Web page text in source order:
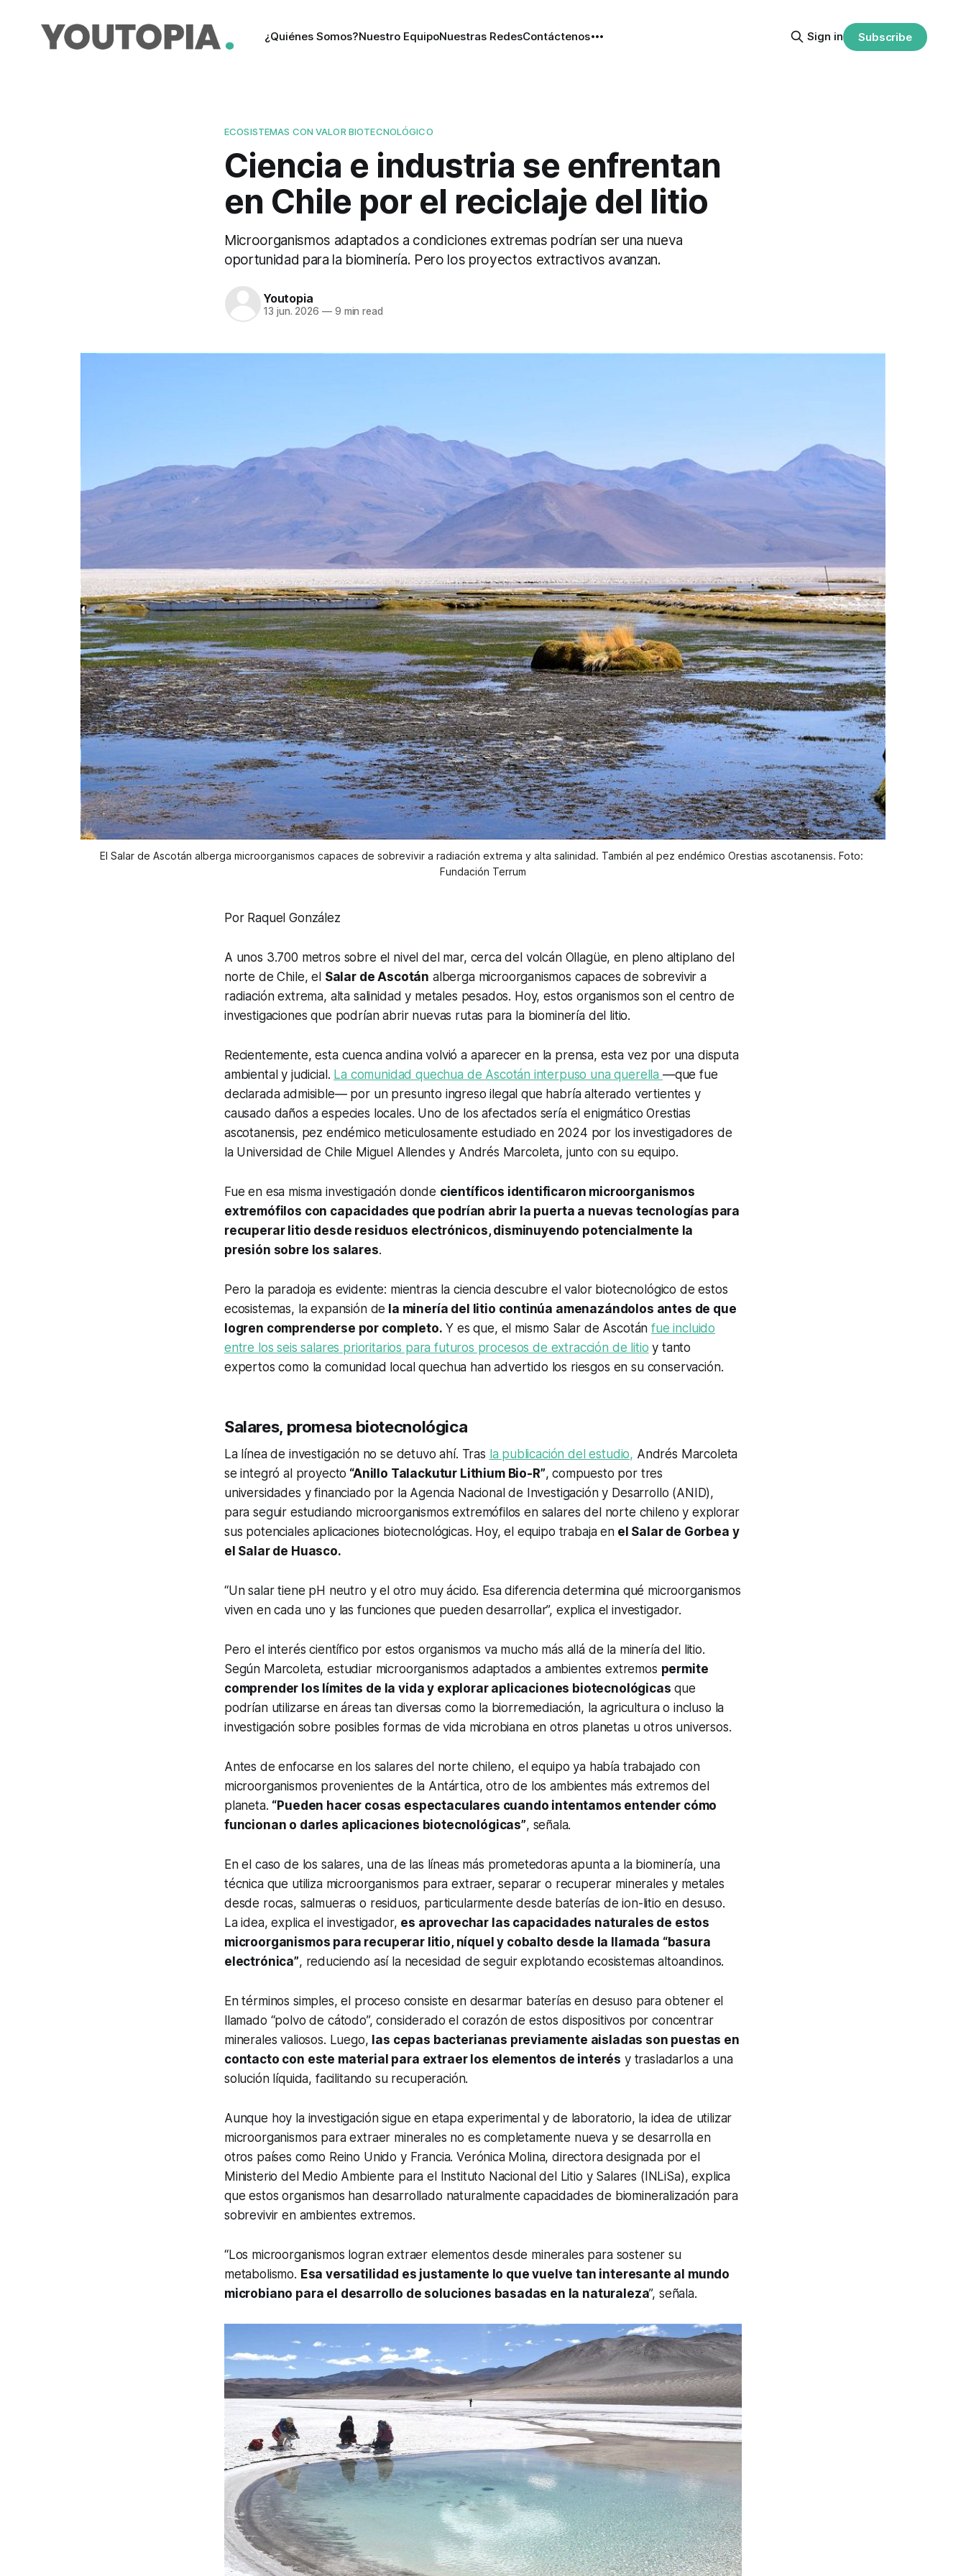
¿Quiénes Somos?Nuestro EquipoNuestras RedesContáctenos Sign in Subscribe
ECOSISTEMAS CON VALOR BIOTECNOLÓGICO
Ciencia e industria se enfrentan
en Chile por el reciclaje del litio
Microorganismos adaptados a condiciones extremas podrían ser una nueva
oportunidad para la biominería. Pero los proyectos extractivos avanzan.
Youtopia
13 jun. 2026 —9 min read
El Salar de Ascotán alberga microorganismos capaces de sobrevivir a radiación extrema y alta salinidad. También al pez endémico Orestias ascotanensis. Foto:
Fundación Terrum
Por Raquel González
A unos 3.700 metros sobre el nivel del mar, cerca del volcán Ollagüe, en pleno altiplano del
norte de Chile, el Salar de Ascotán alberga microorganismos capaces de sobrevivir a
radiación extrema, alta salinidad y metales pesados. Hoy, estos organismos son el centro de
investigaciones que podrían abrir nuevas rutas para la biominería del litio.
Recientemente, esta cuenca andina volvió a aparecer en la prensa, esta vez por una disputa
ambiental y judicial. La comunidad quechua de Ascotán interpuso una querella —que fue
declarada admisible— por un presunto ingreso ilegal que habría alterado vertientes y
causado daños a especies locales. Uno de los afectados sería el enigmáticoOrestias
ascotanensis, pez endémico meticulosamente estudiado en 2024 por los investigadores de
la Universidad de Chile Miguel Allendes y Andrés Marcoleta, junto con su equipo.
Fue en esa misma investigación donde científicos identificaron microorganismos
extremófilos con capacidades que podrían abrir la puerta a nuevas tecnologías para
recuperar litio desde residuos electrónicos, disminuyendo potencialmente la
presión sobre los salares.
Pero la paradoja es evidente: mientras la ciencia descubre el valor biotecnológico de estos
ecosistemas, la expansión de la minería del litio continúa amenazándolos antes de que
logren comprenderse por completo. Y es que, el mismo Salar de Ascotánfue incluido
entre los seis salares prioritarios para futuros procesos de extracción de litio y tanto
expertos como la comunidad local quechua han advertido los riesgos en su conservación.
Salares, promesa biotecnológica
La línea de investigación no se detuvo ahí. Tras la publicación del estudio, Andrés Marcoleta
se integró al proyecto “Anillo Talackutur Lithium Bio-R”, compuesto por tres
universidades y financiado por la Agencia Nacional de Investigación y Desarrollo (ANID),
para seguir estudiando microorganismos extremófilos en salares del norte chileno y explorar
sus potenciales aplicaciones biotecnológicas. Hoy, el equipo trabaja enel Salar de Gorbea y
el Salar de Huasco.
“Un salar tiene pH neutro y el otro muy ácido. Esa diferencia determina qué microorganismos
viven en cada uno y las funciones que pueden desarrollar”, explica el investigador.
Pero el interés científico por estos organismos va mucho más allá de la minería del litio.
Según Marcoleta, estudiar microorganismos adaptados a ambientes extremos permite
comprender los límites de la vida y explorar aplicaciones biotecnológicas que
podrían utilizarse en áreas tan diversas como la biorremediación, la agricultura o incluso la
investigación sobre posibles formas de vida microbiana en otros planetas u otros universos.
Antes de enfocarse en los salares del norte chileno, el equipo ya había trabajado con
microorganismos provenientes de la Antártica, otro de los ambientes más extremos del
planeta. “Pueden hacer cosas espectaculares cuando intentamos entender cómo
funcionan o darles aplicaciones biotecnológicas”, señala.
En el caso de los salares, una de las líneas más prometedoras apunta a la biominería, una
técnica que utiliza microorganismos para extraer, separar o recuperar minerales y metales
desde rocas, salmueras o residuos, particularmente desde baterías de ion-litio en desuso.
La idea, explica el investigador, es aprovechar las capacidades naturales de estos
microorganismos para recuperar litio, níquel y cobalto desde la llamada “basura
electrónica”, reduciendo así la necesidad de seguir explotando ecosistemas altoandinos.
En términos simples, el proceso consiste en desarmar baterías en desuso para obtener el
llamado “polvo de cátodo”, considerado el corazón de estos dispositivos por concentrar
minerales valiosos. Luego, las cepas bacterianas previamente aisladas son puestas en
contacto con este material para extraer los elementos de interés y trasladarlos a una
solución líquida, facilitando su recuperación.
Aunque hoy la investigación sigue en etapa experimental y de laboratorio, la idea de utilizar
microorganismos para extraer minerales no es completamente nueva y se desarrolla en
otros países como Reino Unido y Francia. Verónica Molina, directora designada por el
Ministerio del Medio Ambiente para el Instituto Nacional del Litio y Salares (INLiSa), explica
que estos organismos han desarrollado naturalmente capacidades de biomineralización para
sobrevivir en ambientes extremos.
“Los microorganismos logran extraer elementos desde minerales para sostener su
metabolismo. Esa versatilidad es justamente lo que vuelve tan interesante al mundo
microbiano para el desarrollo de soluciones basadas en la naturaleza”, señala.